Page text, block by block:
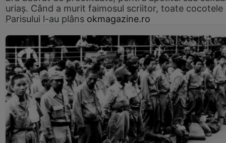
uriaș. Când a murit faimosul scriitor, toate cocotele
Parisului l-au plâns okmagazine.ro